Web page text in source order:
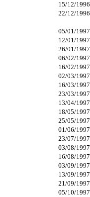
15/12/1996
22/12/1996
05/01/1997
12/01/1997
26/01/1997
06/02/1997
16/02/1997
02/03/1997
16/03/1997
23/03/1997
13/04/1997
18/05/1997
25/05/1997
01/06/1997
23/07/1997
03/08/1997
16/08/1997
03/09/1997
13/09/1997
21/09/1997
05/10/1997